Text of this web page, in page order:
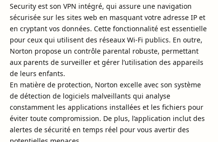
Security est son VPN intégré, qui assure une navigation
sécurisée sur les sites web en masquant votre adresse IP et
en cryptant vos données. Cette fonctionnalité est essentielle
pour ceux qui utilisent des réseaux Wi-Fi publics. En outre,
Norton propose un contrôle parental robuste, permettant
aux parents de surveiller et gérer l’utilisation des appareils
de leurs enfants.
En matière de protection, Norton excelle avec son système
de détection de logiciels malveillants qui analyse
constamment les applications installées et les fichiers pour
éviter toute compromission. De plus, l’application inclut des
alertes de sécurité en temps réel pour vous avertir des